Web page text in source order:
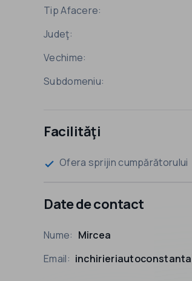
Tip Afacere:
Judeţ:
Vechime:
Subdomeniu:
Facilităţi
check Ofera sprijin cumpărătorului
Date de contact
Nume: Mircea
Email: